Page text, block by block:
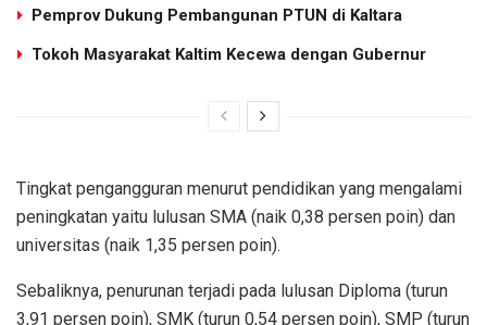
Pemprov Dukung Pembangunan PTUN di Kaltara
Tokoh Masyarakat Kaltim Kecewa dengan Gubernur
Tingkat pengangguran menurut pendidikan yang mengalami
peningkatan yaitu lulusan SMA (naik 0,38 persen poin) dan
universitas (naik 1,35 persen poin).
Sebaliknya, penurunan terjadi pada lulusan Diploma (turun
3,91 persen poin), SMK (turun 0,54 persen poin), SMP (turun